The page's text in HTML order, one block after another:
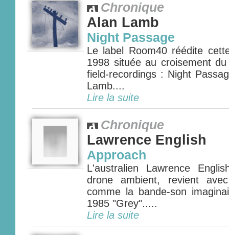
Chronique
Alan Lamb
Night Passage
Le label Room40 réédite
1998 située au croisement
field-recordings : Night
Lamb....
Lire la suite
Chronique
Lawrence English
Approach
L'australien Lawrence
drone ambient, revient
comme la bande-son
1985 "Grey".....
Lire la suite